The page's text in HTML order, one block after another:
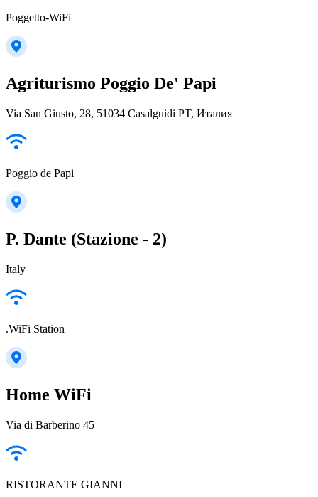
Poggetto-WiFi
Agriturismo Poggio De' Papi
Via San Giusto, 28, 51034 Casalguidi PT, Италия
Poggio de Papi
P. Dante (Stazione - 2)
Italy
.WiFi Station
Home WiFi
Via di Barberino 45
RISTORANTE GIANNI